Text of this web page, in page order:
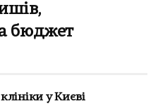
бюджет
у Києві